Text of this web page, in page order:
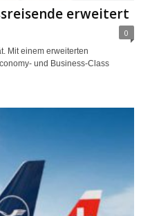
erweitert
0
Mit einem erweiterten
und Business-Class